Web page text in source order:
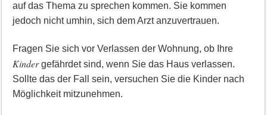
auf das Thema zu sprechen kommen. Sie kommen
jedoch nicht umhin, sich dem Arzt anzuvertrauen.
Fragen Sie sich vor Verlassen der Wohnung, ob Ihre
Kindergefährdet sind, wenn Sie das Haus verlassen.
Sollte das der Fall sein, versuchen Sie die Kinder nach
Möglichkeit mitzunehmen.